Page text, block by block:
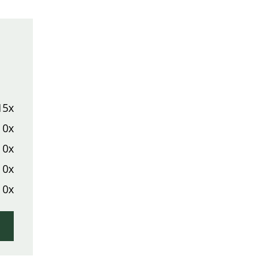
0x
0x
0x
0x